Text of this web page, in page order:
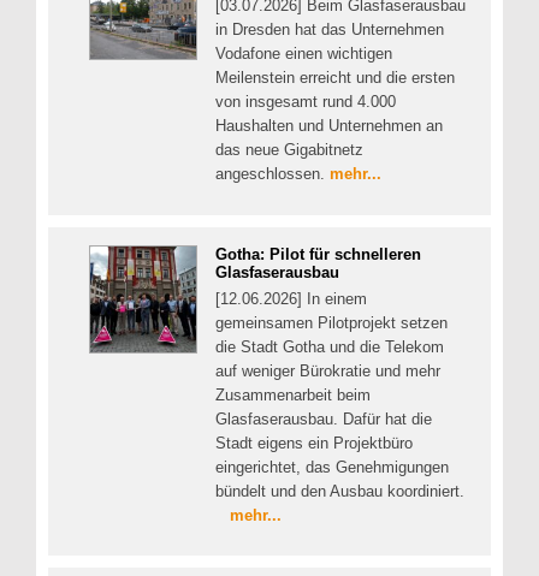
[03.07.2026] Beim Glasfaserausbau
in Dresden hat das Unternehmen
Vodafone einen wichtigen
Meilenstein erreicht und die ersten
von insgesamt rund 4.000
Haushalten und Unternehmen an
das neue Gigabitnetz
angeschlossen. mehr...
Gotha: Pilot für schnelleren
Glasfaserausbau
[12.06.2026] In einem
gemeinsamen Pilotprojekt setzen
die Stadt Gotha und die Telekom
auf weniger Bürokratie und mehr
Zusammenarbeit beim
Glasfaserausbau. Dafür hat die
Stadt eigens ein Projektbüro
eingerichtet, das Genehmigungen
bündelt und den Ausbau koordiniert.
mehr...